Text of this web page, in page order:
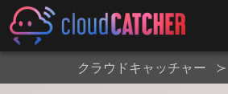
クラウドキャッチャー